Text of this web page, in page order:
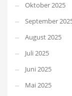
Oktober 2025
September
August 2025
Juli 2025
Juni 2025
Mai 2025